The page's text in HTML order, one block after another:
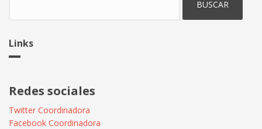
Links
Redes sociales
Twitter Coordinadora
Facebook Coordinadora